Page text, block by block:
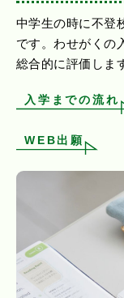
中学生の時に不登
です。わせがくの
総合的に評価しま
入学までの流れ
WEB出願